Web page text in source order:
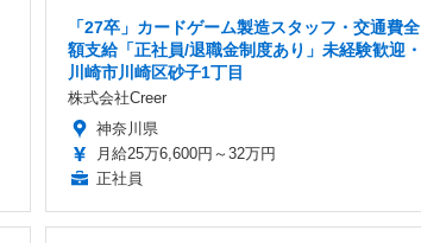
「27卒」カードゲーム製造スタッフ・交通費全
額支給「正社員/退職金制度あり」未経験歓迎・
川崎市川崎区砂子1丁目
株式会社Creer
神奈川県
月給25万6,600円～32万円
正社員